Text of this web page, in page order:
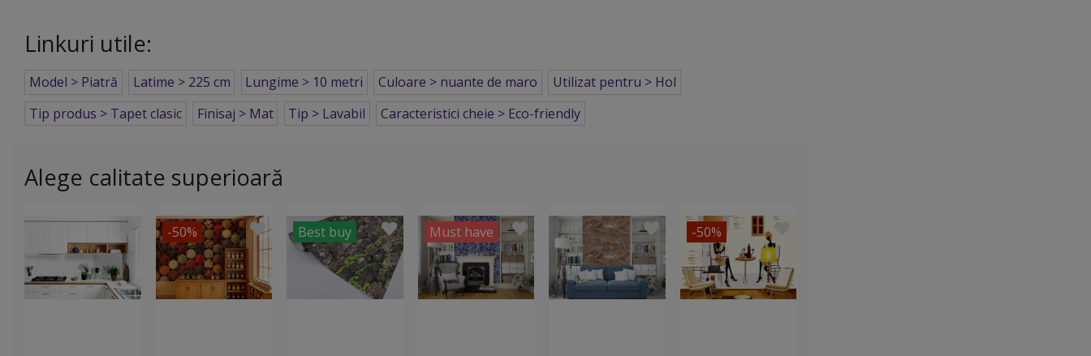
Linkuri utile:
Model > Piatră Latime > 225 cm Lungime > 10 metri Culoare > nuante de maro
Utilizat pentru > Hol
Tip produs > Tapet clasic
Finisaj > Mat Tip > Lavabil Caracteristici cheie > Eco-friendly
Alege calitate superioară
-50% Best buy Must have -50%